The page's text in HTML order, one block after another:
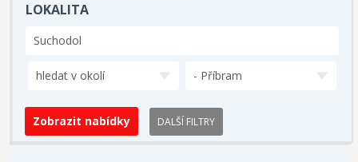
LOKALITA
hledat v okolí - Příbram
DALŠÍ FILTRY